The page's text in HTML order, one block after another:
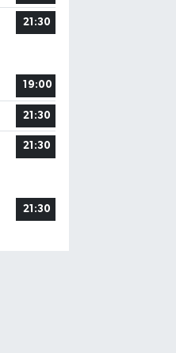
21:30
19:00
21:30
21:30
21:30